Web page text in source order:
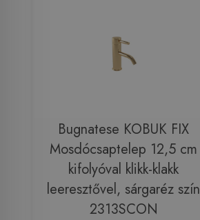
Bugnatese KOBUK FIX
Mosdócsaptelep 12,5 cm
kifolyóval klikk-klakk
leeresztővel, sárgaréz szín
2313SCON